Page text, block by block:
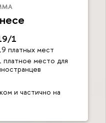
1
платных мест
платное место для
и частично на